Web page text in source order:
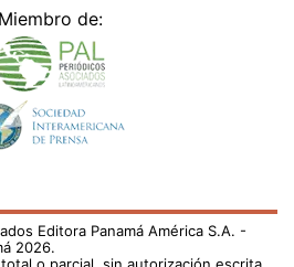
Miembro de:
Editora Panamá América S.A. -
2026.
o parcial, sin autorización escrita